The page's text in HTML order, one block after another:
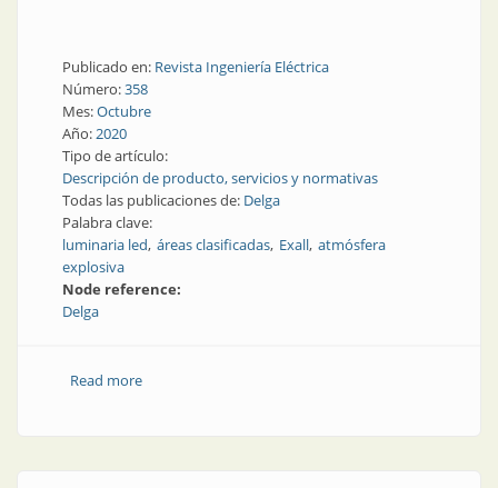
Publicado en: Revista Ingeniería Eléctrica
Número:358
Mes:Octubre
Año:2020
Tipo de artículo:
Descripción de producto, servicios y normativas
Todas las publicaciones de: Delga
Palabra clave:
luminaria led áreas clasificadas Exall atmósfera
explosiva
Node reference:
Delga
Read moreabout Nueva luminaria para áreas clasificadas